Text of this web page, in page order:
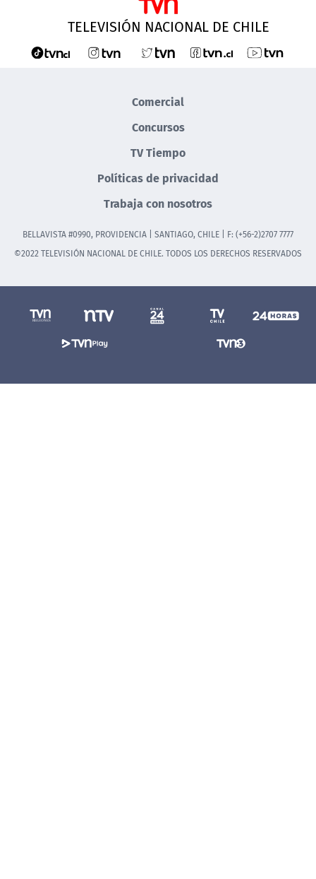
TELEVISIÓN NACIONAL DE CHILE
Comercial
Concursos
TV Tiempo
Políticas de privacidad
Trabaja con nosotros
BELLAVISTA #0990, PROVIDENCIA | SANTIAGO, CHILE | F: (+56-2)2707 7777
©2022 TELEVISIÓN NACIONAL DE CHILE. TODOS LOS DERECHOS RESERVADOS